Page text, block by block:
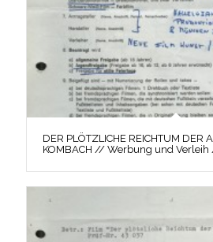
DER PLÖTZLICHE REICHTUM DER
KOMBACH // Werbung und Verleih